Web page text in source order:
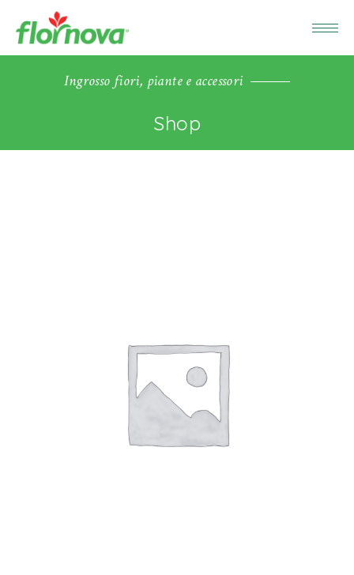
Ingrosso fiori, piante e accessori
Shop